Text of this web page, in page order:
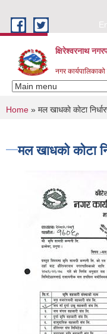
क्षिरेश्वरनाथ
नगर
You are
Home » मल खाधकाे काेटा
मल खाधकाे काेटा